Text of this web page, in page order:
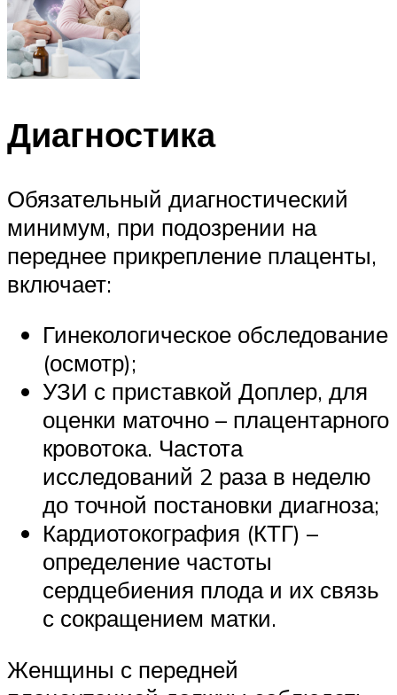
Диагностика
Обязательный диагностический
минимум, при подозрении на
переднее прикрепление плаценты,
включает:
Гинекологическое обследование
(осмотр);
УЗИ с приставкой Доплер, для
оценки маточно – плацентарного
кровотока. Частота
исследований 2 раза в неделю
до точной постановки диагноза;
Кардиотокография (КТГ) –
определение частоты
сердцебиения плода и их связь
с сокращением матки.
Женщины с передней